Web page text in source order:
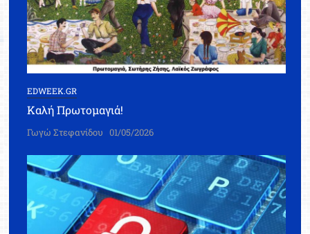
EDWEEK.GR
Καλή Πρωτομαγιά!
Γωγώ Στεφανίδου 01/05/2026